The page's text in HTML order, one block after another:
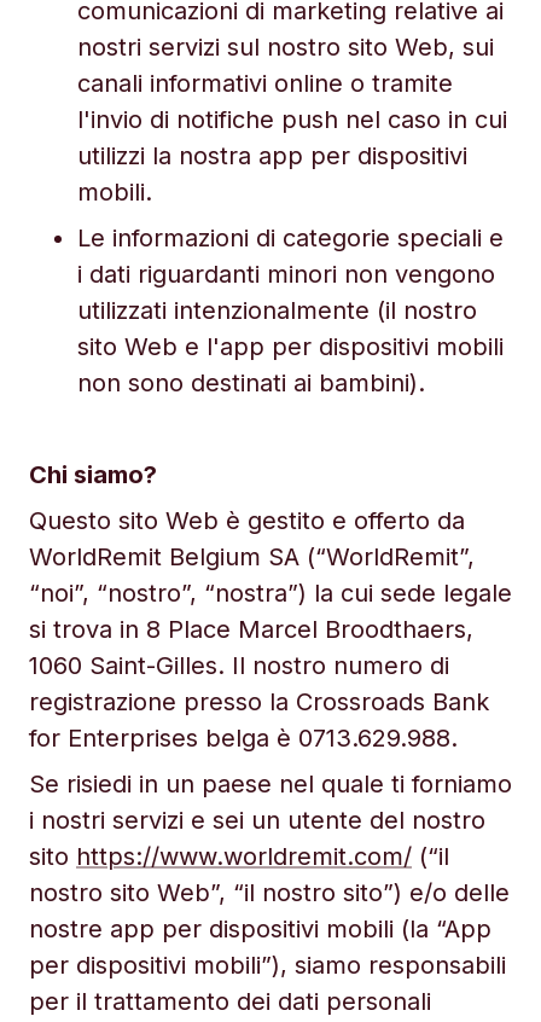
comunicazioni di marketing relative ai
nostri servizi sul nostro sito Web, sui
canali informativi online o tramite
l'invio di notifiche push nel caso in cui
utilizzi la nostra app per dispositivi
mobili.
Le informazioni di categorie speciali e
i dati riguardanti minori non vengono
utilizzati intenzionalmente (il nostro
sito Web e l'app per dispositivi mobili
non sono destinati ai bambini).
Chi siamo?
Questo sito Web è gestito e offerto da
WorldRemit Belgium SA (“WorldRemit”,
“noi”, “nostro”, “nostra”) la cui sede legale
si trova in 8 Place Marcel Broodthaers,
1060 Saint-Gilles. Il nostro numero di
registrazione presso la Crossroads Bank
for Enterprises belga è 0713.629.988.
Se risiedi in un paese nel quale ti forniamo
i nostri servizi e sei un utente del nostro
sito https://www.worldremit.com/ (“il
nostro sito Web”, “il nostro sito”) e/o delle
nostre app per dispositivi mobili (la “App
per dispositivi mobili”), siamo responsabili
per il trattamento dei dati personali